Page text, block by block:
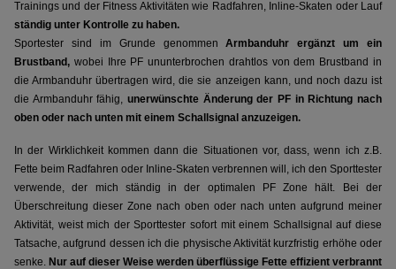
Trainings und der Fitness Aktivitäten wie Radfahren, Inline-Skaten oder Lauf
ständig unter Kontrolle zu haben.
Sportester sind im Grunde genommenArmbanduhr ergänzt um ein
Brustband, wobei Ihre PF ununterbrochen drahtlos von dem Brustband in
die Armbanduhr übertragen wird, die sie anzeigen kann, und noch dazu ist
die Armbanduhr fähig, unerwünschte Änderung der PF in Richtung nach
oben oder nach unten mit einem Schallsignal anzuzeigen.
In der Wirklichkeit kommen dann die Situationen vor, dass, wenn ich z.B.
Fette beim Radfahren oder Inline-Skaten verbrennen will, ich den Sporttester
verwende, der mich ständig in der optimalen PF Zone hält. Bei der
Überschreitung dieser Zone nach oben oder nach unten aufgrund meiner
Aktivität, weist mich der Sporttester sofort mit einem Schallsignal auf diese
Tatsache, aufgrund dessen ich die physische Aktivität kurzfristig erhöhe oder
senke. Nur auf dieser Weise werden überflüssige Fette effizient verbrannt